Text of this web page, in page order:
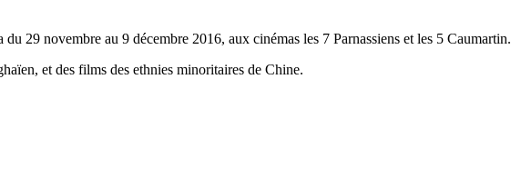
29 novembre au 9 décembre 2016, aux cinémas les 7 Parnassiens et les 5 Caumartin.
et des films des ethnies minoritaires de Chine.